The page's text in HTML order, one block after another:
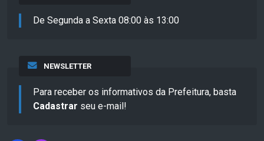
De Segunda a Sexta 08:00 às 13:00
NEWSLETTER
Para receber os informativos da Prefeitura, basta
Cadastrar seu e-mail!